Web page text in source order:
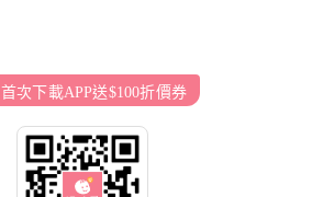
首次下載APP送$100折價券